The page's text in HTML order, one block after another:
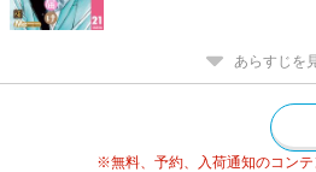
あらすじを
※無料、予約、入荷通知のコンテ